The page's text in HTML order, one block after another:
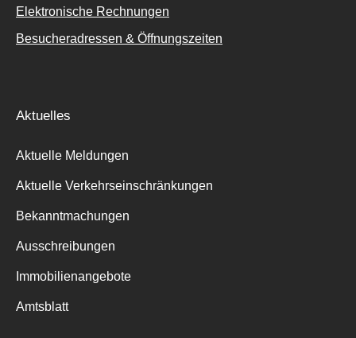
Elektronische Rechnungen
Besucheradressen & Öffnungszeiten
Aktuelles
Aktuelle Meldungen
Aktuelle Verkehrseinschränkungen
Bekanntmachungen
Ausschreibungen
Immobilienangebote
Amtsblatt